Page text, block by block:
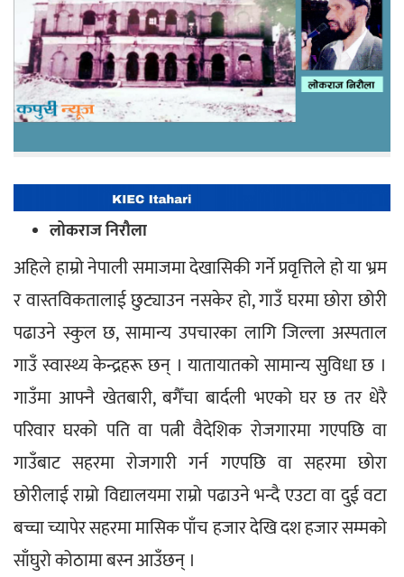
लोकराज निरौला
अहिले हाम्रो नेपाली समाजमा देखासिकी गर्ने प्रवृत्तिले हो या भ्रम
र वास्तविकतालाई छुट्याउन नसकेर हो, गाउँ घरमा छोरा छोरी
पढाउने स्कुल छ, सामान्य उपचारका लागि जिल्ला अस्पताल
गाउँ स्वास्थ्य केन्द्रहरू छन् । यातायातको सामान्य सुविधा छ ।
गाउँमा आफ्नै खेतबारी, बगैँचा बार्दली भएको घर छ तर धेरै
परिवार घरको पति वा पत्नी वैदेशिक रोजगारमा गएपछि वा
गाउँबाट सहरमा रोजगारी गर्न गएपछि वा सहरमा छोरा
छोरीलाई राम्रो विद्यालयमा राम्रो पढाउने भन्दै एउटा वा दुई वटा
बच्चा च्यापेर सहरमा मासिक पाँच हजार देखि दश हजार सम्मको
साँघुरो कोठामा बस्न आउँछन् ।